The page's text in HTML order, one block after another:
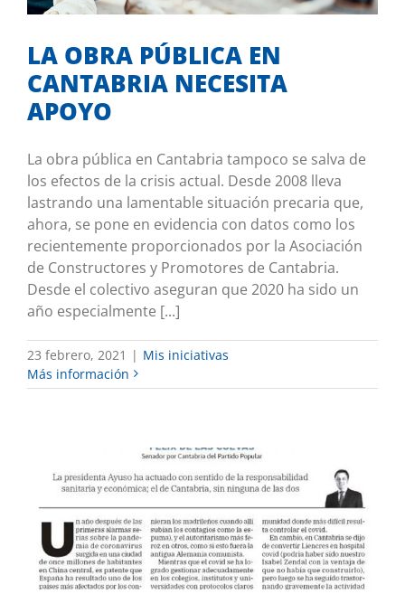
LA OBRA PÚBLICA EN
CANTABRIA NECESITA
APOYO
La obra pública en Cantabria tampoco se salva de
los efectos de la crisis actual. Desde 2008 lleva
lastrando una lamentable situación precaria que,
ahora, se pone en evidencia con datos como los
recientemente proporcionados por la Asociación
de Constructores y Promotores de Cantabria.
Desde el colectivo aseguran que 2020 ha sido un
año especialmente [...]
23 febrero, 2021 | Mis iniciativas
Más información
DEMAGOGIA COVID Y HOSTELERÍA
Tribuna de opinión